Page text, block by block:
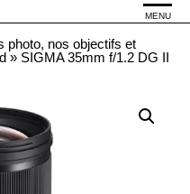
MENU
photo, nos objectifs et
» SIGMA 35mm f/1.2 DG II